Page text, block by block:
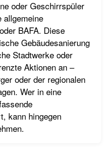
oder Geschirrspüler
allgemeine
BAFA. Diese
Gebäudesanierung
Stadtwerke oder
Aktionen an –
oder der regionalen
Wer in eine
kann hingegen